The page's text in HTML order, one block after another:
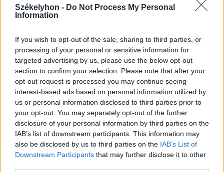
Székelyhon - Do Not Process My Personal
Information
If you wish to opt-out of the sale, sharing to third parties, or
processing of your personal or sensitive information for
targeted advertising by us, please use the below opt-out
section to confirm your selection. Please note that after your
opt-out request is processed you may continue seeing
interest-based ads based on personal information utilized by
us or personal information disclosed to third parties prior to
your opt-out. You may separately opt-out of the further
disclosure of your personal information by third parties on the
IAB’s list of downstream participants. This information may
also be disclosed by us to third parties on the IAB’s List of
Downstream Participants that may further disclose it to other
„Ez magyarra fordítva azt jelenti, hogy a
román nemzeti akaratnak. Továbbá azt,
hogy a magyar nemzeti értékek és
érdekek nem képezik részét a romániai
nemzeti értékeknek és érdekeknek, tehát
értsük ezt úgy, hogy legyünk románok” –
vélekedett Tőkés László, súlyosan
diszkriminatívnak és abszurdnak nevezve
a törvényszék indoklását. Az előadó saját
olvasatában azt jelenti a pártbejegyzés